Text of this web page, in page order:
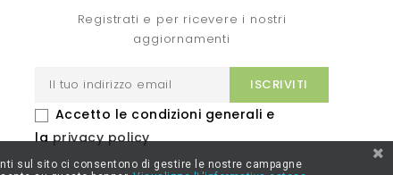
Registrati e per ricevere i nostri
aggiornamenti
Accetto le condizioni generali e
laprivacy policy
sul sito ci consentono di gestire le nostre campagne